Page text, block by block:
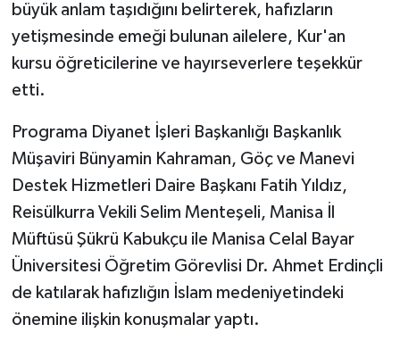
büyük anlam taşıdığını belirterek, hafızların
yetişmesinde emeği bulunan ailelere, Kur'an
kursu öğreticilerine ve hayırseverlere teşekkür
etti.
Programa Diyanet İşleri Başkanlığı Başkanlık
Müşaviri Bünyamin Kahraman, Göç ve Manevi
Destek Hizmetleri Daire Başkanı Fatih Yıldız,
Reisülkurra Vekili Selim Menteşeli, Manisa İl
Müftüsü Şükrü Kabukçu ile Manisa Celal Bayar
Üniversitesi Öğretim Görevlisi Dr. Ahmet Erdinçli
de katılarak hafızlığın İslam medeniyetindeki
önemine ilişkin konuşmalar yaptı.